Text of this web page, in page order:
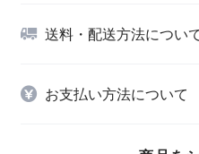
送料・配送方法につい
お支払い方法について